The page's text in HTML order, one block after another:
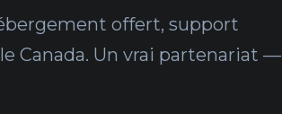
offert, support
Canada. Un vrai partenariat —